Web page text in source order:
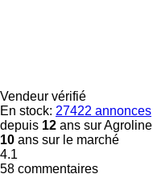
Vendeur vérifié
En stock: 27422 annonces
depuis 12 ans sur Agroline
10 ans sur le marché
4.1
58 commentaires